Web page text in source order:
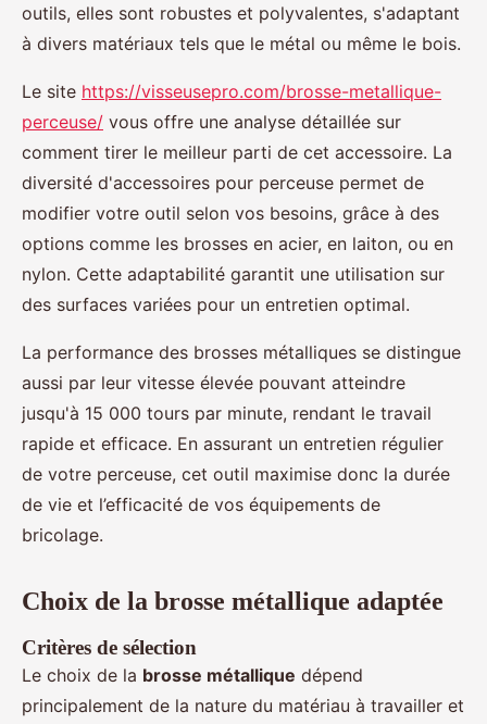
outils, elles sont robustes et polyvalentes, s'adaptant
à divers matériaux tels que le métal ou même le bois.
Le site https://visseusepro.com/brosse-metallique-
perceuse/ vous offre une analyse détaillée sur
comment tirer le meilleur parti de cet accessoire. La
diversité d'accessoires pour perceuse permet de
modifier votre outil selon vos besoins, grâce à des
options comme les brosses en acier, en laiton, ou en
nylon. Cette adaptabilité garantit une utilisation sur
des surfaces variées pour un entretien optimal.
La performance des brosses métalliques se distingue
aussi par leur vitesse élevée pouvant atteindre
jusqu'à 15 000 tours par minute, rendant le travail
rapide et efficace. En assurant un entretien régulier
de votre perceuse, cet outil maximise donc la durée
de vie et l’efficacité de vos équipements de
bricolage.
Choix de la brosse métallique adaptée
Critères de sélection
Le choix de la brosse métallique dépend
principalement de la nature du matériau à travailler et